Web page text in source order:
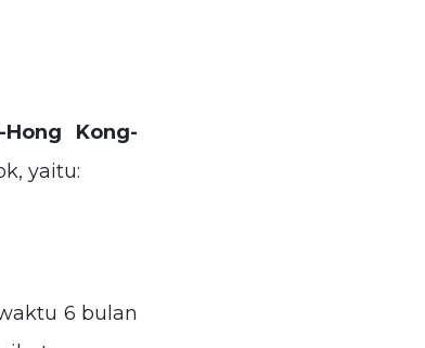
Hong Kong-
yaitu:
6 bulan